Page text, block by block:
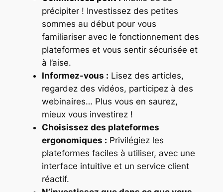
précipiter ! Investissez des petites
sommes au début pour vous
familiariser avec le fonctionnement des
plateformes et vous sentir sécurisée et
à l’aise.
Informez-vous : Lisez des articles,
regardez des vidéos, participez à des
webinaires… Plus vous en saurez,
mieux vous investirez !
Choisissez des plateformes
ergonomiques : Privilégiez les
plateformes faciles à utiliser, avec une
interface intuitive et un service client
réactif.